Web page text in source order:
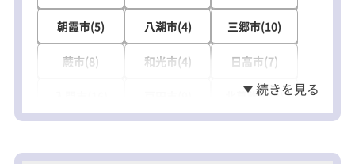
朝霞市(5) 八潮市(4) 三郷市(10)
蕨市(8) 和光市(4) 日高市(7)
北葛飾郡(2)